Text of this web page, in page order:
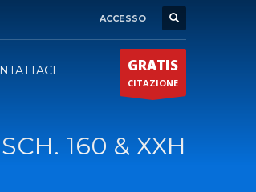
ACCESSO
GRATIS
CITAZIONE
160 & XXH